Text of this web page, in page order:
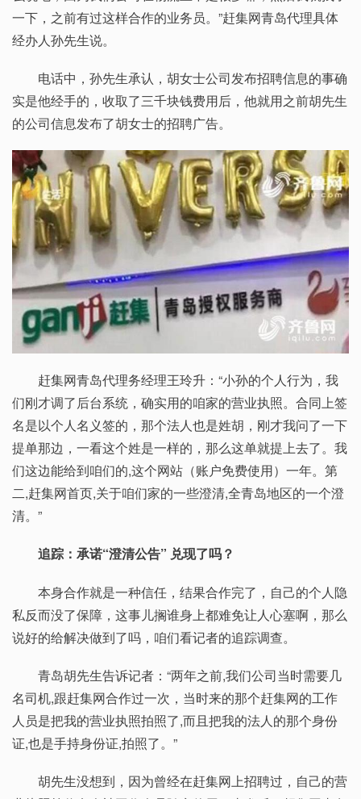
一下，之前有过这样合作的业务员。”赶集网青岛代理具体
经办人孙先生说。
电话中，孙先生承认，胡女士公司发布招聘信息的事确
实是他经手的，收取了三千块钱费用后，他就用之前胡先生
的公司信息发布了胡女士的招聘广告。
赶集网青岛代理务经理王玲升：“小孙的个人行为，我
们刚才调了后台系统，确实用的咱家的营业执照。合同上签
名是以个人名义签的，那个法人也是姓胡，刚才我问了一下
提单那边，一看这个姓是一样的，那么这单就提上去了。我
们这边能给到咱们的,这个网站（账户免费使用）一年。第
二,赶集网首页,关于咱们家的一些澄清,全青岛地区的一个澄
清。”
追踪：承诺“澄清公告” 兑现了吗？
本身合作就是一种信任，结果合作完了，自己的个人隐
私反而没了保障，这事儿搁谁身上都难免让人心塞啊，那么
说好的给解决做到了吗，咱们看记者的追踪调查。
青岛胡先生告诉记者：“两年之前,我们公司当时需要几
名司机,跟赶集网合作过一次，当时来的那个赶集网的工作
人员是把我的营业执照拍照了,而且把我的法人的那个身份
证,也是手持身份证,拍照了。”
胡先生没想到，因为曾经在赶集网上招聘过，自己的营